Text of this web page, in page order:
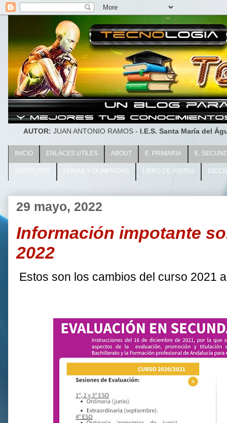
AUTOR: JUAN ANTONIO RAMOS - I.E.S. Santa María del
INICIO ENLACES UTILES ABOUT E. PRIMARIA E.
INSTITUTOS FERIAS Y OLIMPIADAS LIBRO DE VISITAS
29 mayo, 2022
Información impotante
2022
Estos son los cambios del curso 2021